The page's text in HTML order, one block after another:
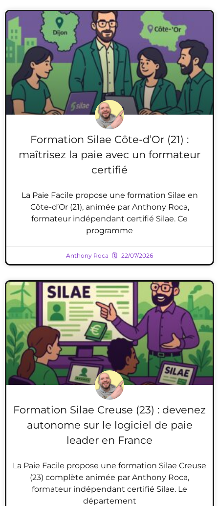
Formation Silae Côte-d’Or (21) :
maîtrisez la paie avec un formateur
certifié
La Paie Facile propose une formation Silae en
Côte-d’Or (21), animée par Anthony Roca,
formateur indépendant certifié Silae. Ce
programme
Anthony Roca 22/07/2026
Formation Silae Creuse (23) : devenez
autonome sur le logiciel de paie
leader en France
La Paie Facile propose une formation Silae Creuse
(23) complète animée par Anthony Roca,
formateur indépendant certifié Silae. Le
département